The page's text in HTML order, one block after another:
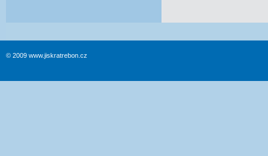
© 2009 www.jiskratrebon.cz